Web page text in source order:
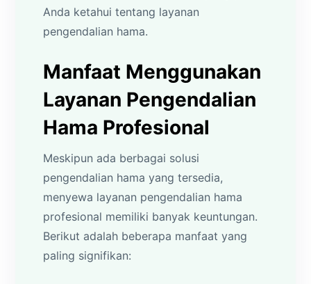
Anda ketahui tentang layanan
pengendalian hama.
Manfaat Menggunakan
Layanan Pengendalian
Hama Profesional
Meskipun ada berbagai solusi
pengendalian hama yang tersedia,
menyewa layanan pengendalian hama
profesional memiliki banyak keuntungan.
Berikut adalah beberapa manfaat yang
paling signifikan: